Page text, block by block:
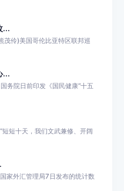
...
伶)美国哥伦比亚特区联邦巡
...
院日前印发《国民健康“十五
短十天，我们文武兼修、开阔
外汇管理局7日发布的统计数